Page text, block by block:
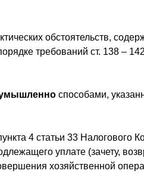
обстоятельств,
требований ст. 138 –
способами,
4 статьи 33 Налогового
уплате (зачету,
хозяйственной